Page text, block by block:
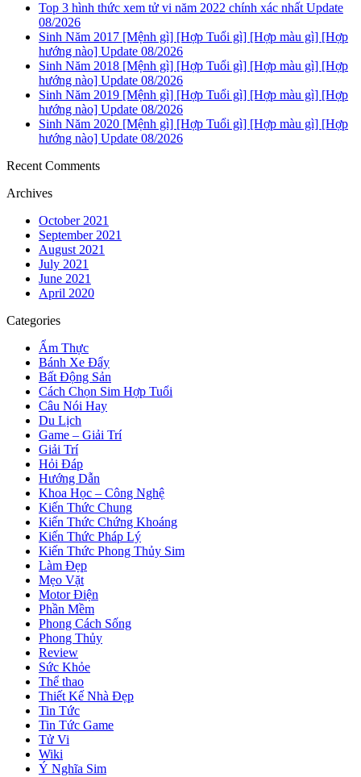
Top 3 hình thức xem tử vi năm 2022 chính xác nhất Update
08/2026
Sinh Năm 2017 [Mệnh gì] [Hợp Tuổi gì] [Hợp màu gì] [Hợp
hướng nào] Update 08/2026
Sinh Năm 2018 [Mệnh gì] [Hợp Tuổi gì] [Hợp màu gì] [Hợp
hướng nào] Update 08/2026
Sinh Năm 2019 [Mệnh gì] [Hợp Tuổi gì] [Hợp màu gì] [Hợp
hướng nào] Update 08/2026
Sinh Năm 2020 [Mệnh gì] [Hợp Tuổi gì] [Hợp màu gì] [Hợp
hướng nào] Update 08/2026
Recent Comments
Archives
October 2021
September 2021
August 2021
July 2021
June 2021
April 2020
Categories
Ẩm Thực
Bánh Xe Đẩy
Bất Động Sản
Cách Chọn Sim Hợp Tuổi
Câu Nói Hay
Du Lịch
Game – Giải Trí
Giải Trí
Hỏi Đáp
Hướng Dẫn
Khoa Học – Công Nghệ
Kiến Thức Chung
Kiến Thức Chứng Khoáng
Kiến Thức Pháp Lý
Kiến Thức Phong Thủy Sim
Làm Đẹp
Mẹo Vặt
Motor Điện
Phần Mềm
Phong Cách Sống
Phong Thủy
Review
Sức Khỏe
Thể thao
Thiết Kế Nhà Đẹp
Tin Tức
Tin Tức Game
Tử Vi
Wiki
Ý Nghĩa Sim